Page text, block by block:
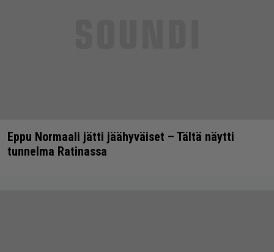
Eppu Normaali jätti jäähyväiset – Tältä näytti
tunnelma Ratinassa